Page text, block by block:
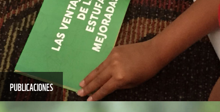
PUBLICACIONES